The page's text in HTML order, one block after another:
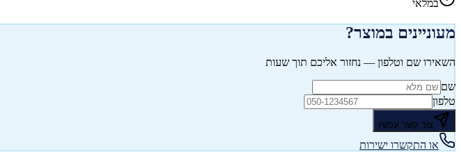
במלאי
מעוניינים במוצר?
השאירו שם וטלפון — נחזור אליכם תוך שעות
שם
טלפון
צור קשר עכשיו
או התקשרו ישירות